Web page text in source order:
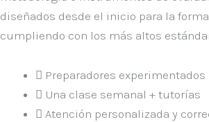
diseñados desde el inicio para la
cumpliendo con los más altos
Preparadores experimentados
Una clase semanal + tutorías
Atención personalizada y